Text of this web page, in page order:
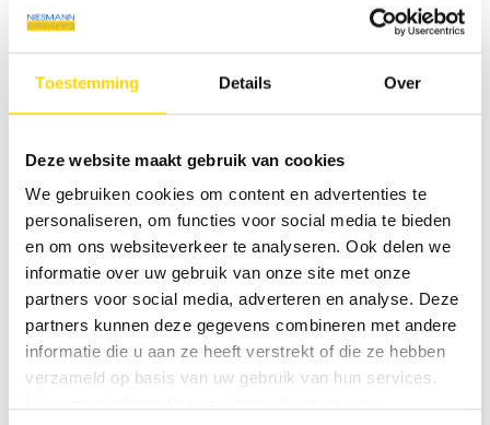
Toestemming Details Over
Deze website maakt gebruik van cookies
We gebruiken cookies om content en advertenties te
personaliseren, om functies voor social media te bieden
en om ons websiteverkeer te analyseren. Ook delen we
informatie over uw gebruik van onze site met onze
partners voor social media, adverteren en analyse. Deze
partners kunnen deze gegevens combineren met andere
informatie die u aan ze heeft verstrekt of die ze hebben
verzameld op basis van uw gebruik van hun services.
Weinsberg CaraOne 480 QDK